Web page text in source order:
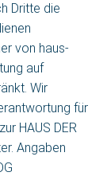
Dritte die
von haus-
auf
Wir
für
HAUS DER
Angaben